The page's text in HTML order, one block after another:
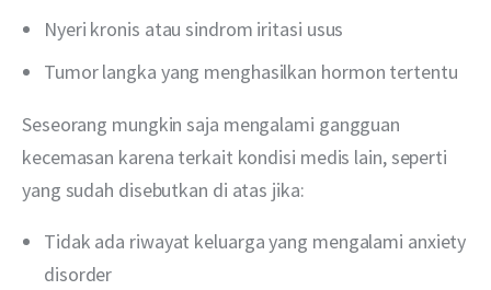
Nyeri kronis atau sindrom iritasi usus
Tumor langka yang menghasilkan hormon tertentu
Seseorang mungkin saja mengalami gangguan
kecemasan karena terkait kondisi medis lain, seperti
yang sudah disebutkan di atas jika:
Tidak ada riwayat keluarga yang mengalami anxiety
disorder